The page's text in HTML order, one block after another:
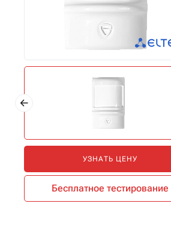
УЗНАТЬ ЦЕНУ
Бесплатное тестирование